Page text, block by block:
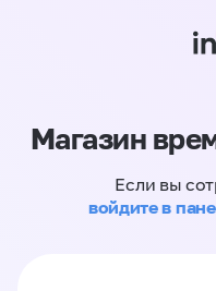
Магазин
Если вы
войдите в